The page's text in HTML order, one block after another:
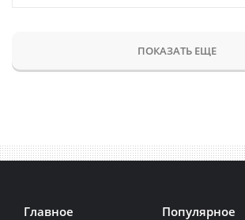
ПОКАЗАТЬ ЕЩЕ
Главное Популярное